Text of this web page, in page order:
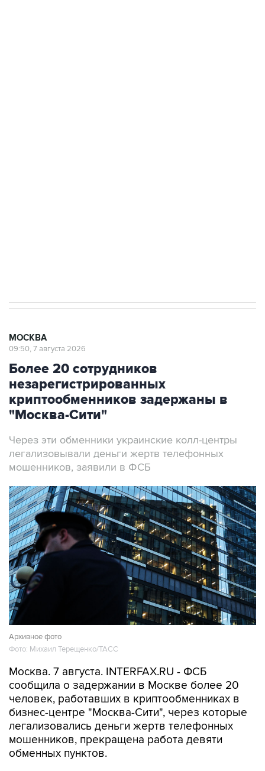
МОСКВА
09:50, 7 августа 2026
Более 20 сотрудников
незарегистрированных
криптообменников задержаны в
"Москва-Сити"
Через эти обменники украинские колл-центры
легализовывали деньги жертв телефонных
мошенников, заявили в ФСБ
Архивное фото
Фото: Михаил Терещенко/ТАСС
Москва. 7 августа. INTERFAX.RU - ФСБ
сообщила о задержании в Москве более 20
человек, работавших в криптообменниках в
бизнес-центре "Москва-Сити", через которые
легализовались деньги жертв телефонных
мошенников, прекращена работа девяти
обменных пунктов.